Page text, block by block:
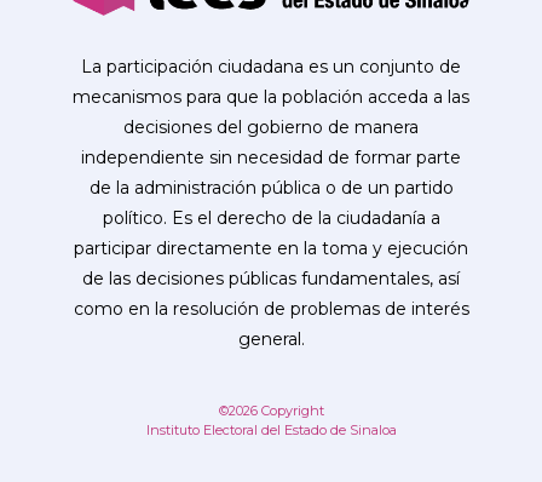
La participación ciudadana es un conjunto de
mecanismos para que la población acceda a las
decisiones del gobierno de manera
independiente sin necesidad de formar parte
de la administración pública o de un partido
político. Es el derecho de la ciudadanía a
participar directamente en la toma y ejecución
de las decisiones públicas fundamentales, así
como en la resolución de problemas de interés
general.
©2026 Copyright
Instituto Electoral del Estado de Sinaloa